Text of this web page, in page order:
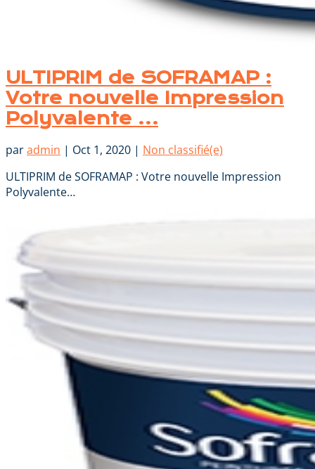
ULTIPRIM de SOFRAMAP :
Votre nouvelle Impression
Polyvalente …
paradmin | Oct 1, 2020 | Non classifié(e)
ULTIPRIM de SOFRAMAP : Votre nouvelle Impression
Polyvalente…